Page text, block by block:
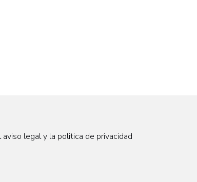
aviso legaly la politica de privacidad